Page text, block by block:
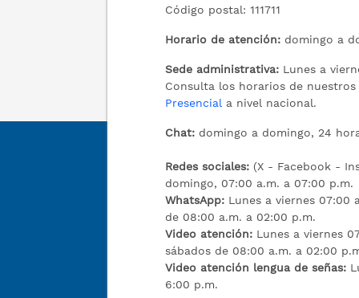
Código postal: 111711
Horario de atención: domingo a
Sede administrativa: Lunes a
Consulta los horarios de nuestros
Presencial a nivel nacional.
Chat: domingo a domingo, 24
Redes sociales: (X - Facebook -
domingo, 07:00 a.m. a 07:00 p.m.
WhatsApp: Lunes a viernes 07:00
de 08:00 a.m. a 02:00 p.m.
Video atención: Lunes a viernes
sábados de 08:00 a.m. a 02:00
Video atención lengua de señas:
6:00 p.m.